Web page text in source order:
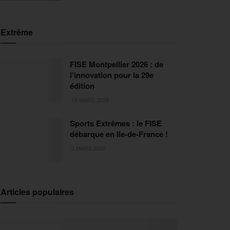
Extrême
FISE Montpellier 2026 : de
l’innovation pour la 29e
édition
Sports Extrêmes : le FISE
débarque en Ile-de-France !
Articles populaires